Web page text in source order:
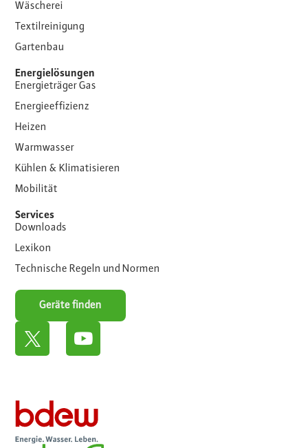
Wäscherei
Textilreinigung
Gartenbau
Energielösungen
Energieträger Gas
Energieeffizienz
Heizen
Warmwasser
Kühlen & Klimatisieren
Mobilität
Services
Downloads
Lexikon
Technische Regeln und Normen
Geräte finden